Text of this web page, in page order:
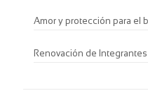
Amor y protección para el
Renovación de